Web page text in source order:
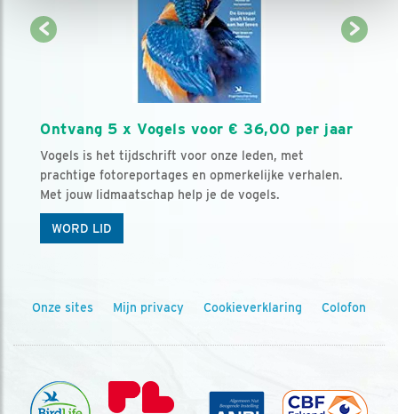
Ontvang 5 x Vogels voor € 36,00 per jaar
Vogels is het tijdschrift voor onze leden, met
prachtige fotoreportages en opmerkelijke verhalen.
Met jouw lidmaatschap help je de vogels.
WORD LID
Onze sites Mijn privacy Cookieverklaring Colofon